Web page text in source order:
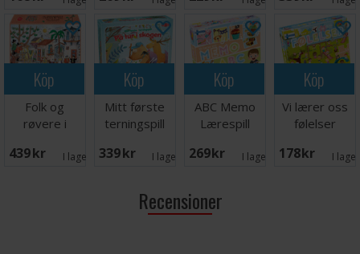
Köp
Folk og
røvere i
By Spill
439 SEK I lager: 2
Köp
Mitt første
terningspill
339 SEK I lager: 1
Köp
ABC Memo
Lærespill
269 SEK I lager:
Köp
Vi lærer oss
følelser
178 SEK I
Recensioner